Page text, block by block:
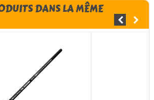
DANS LA MÊME